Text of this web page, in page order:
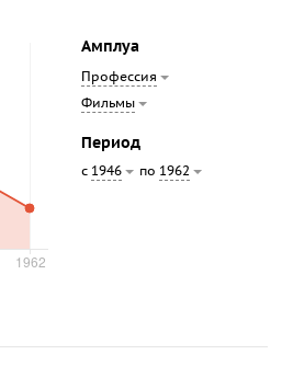
Амплуа
Профессия
Фильмы
Период
с 1946 по 1962